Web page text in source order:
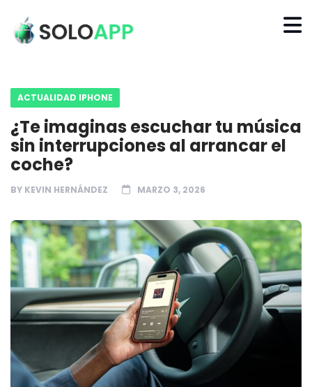
ACTUALIDAD IPHONE
¿Te imaginas escuchar tu música
sin interrupciones al arrancar el
coche?
BY KEVIN HERNÁNDEZ MARZO 3, 2026